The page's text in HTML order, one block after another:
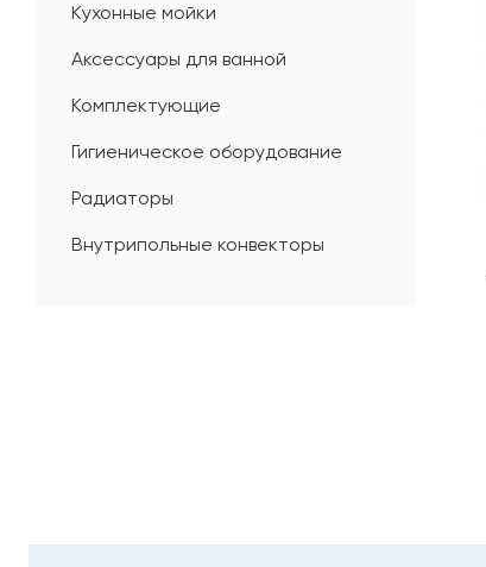
Кухонные мойки
Аксессуары для ванной
Комплектующие
Гигиеническое оборудование
Радиаторы
Внутрипольные конвекторы